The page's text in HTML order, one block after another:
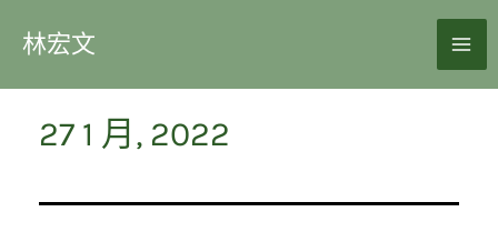
林宏文
27 1 月, 2022